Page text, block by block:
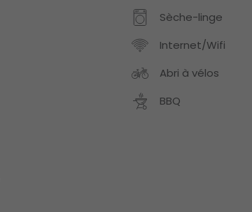
Sèche-linge
Internet/Wifi
Abri à vélos
BBQ